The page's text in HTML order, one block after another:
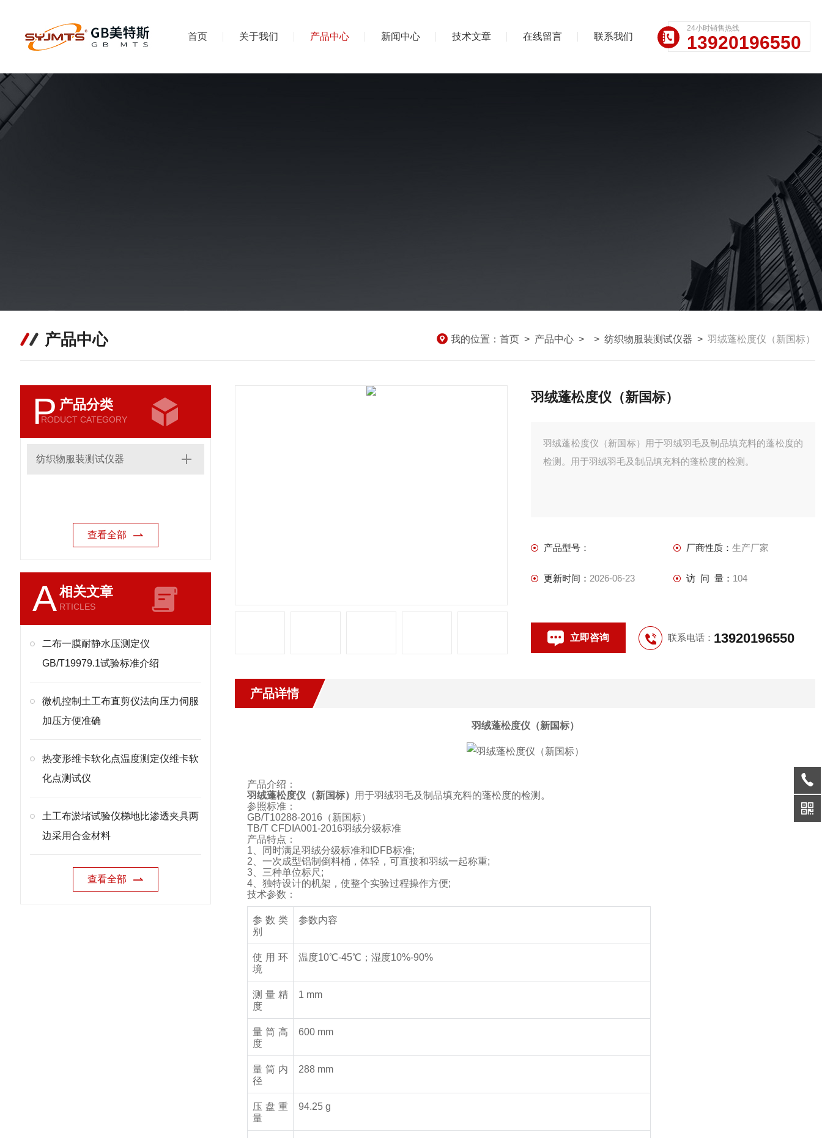
首页 关于我们 产品中心 新闻中心 技术文章 在线留言 联系我们
24小时销售热线
13920196550
产品中心 我的位置： 首页 > 产品中心 > > 纺织物服装测试仪器 > 羽绒蓬松度仪（新国标）
P 产品分类
RODUCT CATEGORY
纺织物服装测试仪器
查看全部
A相关文章
RTICLES
二布一膜耐静水压测定仪
GB/T19979.1试验标准介绍
微机控制土工布直剪仪法向压力伺服
加压方便准确
热变形维卡软化点温度测定仪维卡软
化点测试仪
土工布淤堵试验仪梯地比渗透夹具两
边采用合金材料
查看全部
羽绒蓬松度仪（新国标）
羽绒蓬松度仪（新国标）用于羽绒羽毛及制品填充料的蓬松度的
检测。用于羽绒羽毛及制品填充料的蓬松度的检测。
产品型号： 厂商性质： 生产厂家
更新时间： 2026-06-23 访 问 量： 104
立即咨询 联系电话： 13920196550
产品详情
羽绒蓬松度仪（新国标）
产品介绍：
羽绒蓬松度仪（新国标）
用于羽绒羽毛及制品填充料的蓬松度的检测。
参照标准：
GB/T10288-2016 （新国标）
TB/T CFDIA001-2016羽绒分级标准
产品特点：
1 、同时满足羽绒分级标准和 IDFB标准;
2 、一次成型铝制倒料桶，体轻，可直接和羽绒一起称重;
3 、三种单位标尺 ;
4 、独特设计的机架，使整个实验过程操作方便;
技术参数：
参数类
别
参数内容
使用环
境
温度10℃-45℃ ；湿度10%-90%
测量精
度
1 mm
量筒高
度
600 mm
量筒内
径
288 mm
压盘重
量
94.25 g